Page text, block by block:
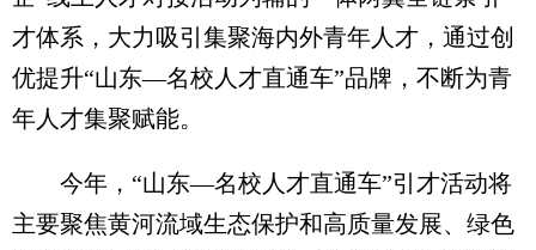
才体系，大力吸引集聚海内外青年人才，通过创
优提升“山东—名校人才直通车”品牌，不断为青
年人才集聚赋能。
今年，“山东—名校人才直通车”引才活动将
主要聚焦黄河流域生态保护和高质量发展、绿色